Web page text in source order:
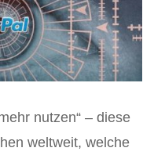
nutzen“ – diese
weltweit, welche